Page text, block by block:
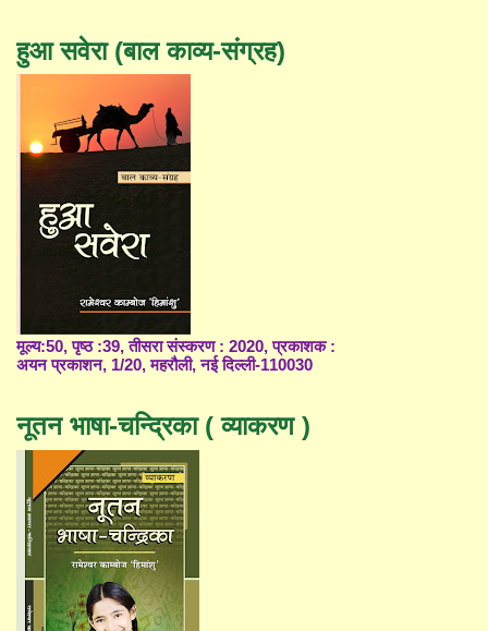
हुआ सवेरा (बाल काव्य-संग्रह)
मूल्य:50, पृष्ठ :39, तीसरा संस्करण : 2020, प्रकाशक :
अयन प्रकाशन, 1/20, महरौली, नई दिल्ली-110030
नूतन भाषा-चन्द्रिका ( व्याकरण )